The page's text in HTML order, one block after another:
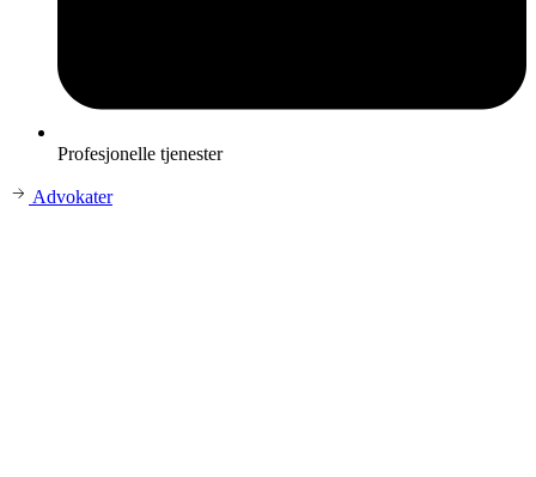
Profesjonelle tjenester
Advokater